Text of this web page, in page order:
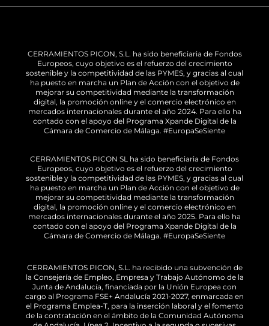
CERRAMIENTOS PICON, S.L. ha sido beneficiaria de Fondos
Europeos, cuyo objetivo es el refuerzo del crecimiento
sostenible y la competitividad de las PYMES, y gracias al cual
ha puesto en marcha un Plan de Acción con el objetivo de
mejorar su competitividad mediante la transformación
digital, la promoción online y el comercio electrónico en
mercados internacionales durante el año 2024. Para ello ha
contado con el apoyo del Programa Xpande Digital de la
Cámara de Comercio de Málaga. #EuropaSeSiente
CERRAMIENTOS PICON SL ha sido beneficiaria de Fondos
Europeos, cuyo objetivo es el refuerzo del crecimiento
sostenible y la competitividad de las PYMES, y gracias al cual
ha puesto en marcha un Plan de Acción con el objetivo de
mejorar su competitividad mediante la transformación
digital, la promoción online y el comercio electrónico en
mercados internacionales durante el año 2025. Para ello ha
contado con el apoyo del Programa Xpande Digital de la
Cámara de Comercio de Málaga. #EuropaSeSiente
CERRAMIENTOS PICON, S.L. ha recibido una subvención de
la Consejería de Empleo, Empresa y Trabajo Autónomo de la
Junta de Andalucía, financiada por la Unión Europea con
cargo al Programa FSE+ Andalucía 2021-2027, enmarcada en
el Programa Emplea-T, para la inserción laboral y el fomento
de la contratación en el ámbito de la Comunidad Autónoma